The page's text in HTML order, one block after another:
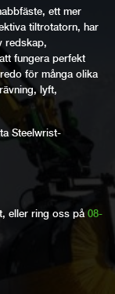
ett mer
tiltrotatorn, har
redskap,
fungera perfekt
för många olika
lyft,
Steelwrist-
eller ring oss på 08-